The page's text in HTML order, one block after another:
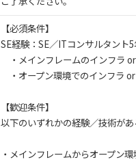
【必須条件】
SE経験：SE／ITコンサルタント
・メインフレームのインフラ
・オープン環境でのインフラ
【歓迎条件】
以下のいずれかの経験／技術があ
・メインフレームからオープン